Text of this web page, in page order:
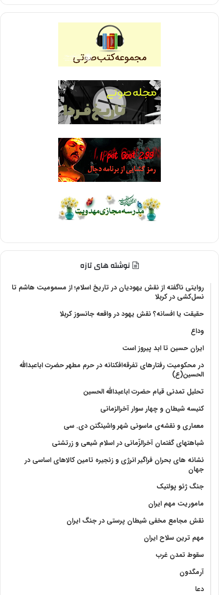
نوشته های تازه
روایتی ناگفته از نقش یهودیان در تاریخ اسلام؛ از مسمومیت هاشم تا
نسل‌کشی در کربلا
حقیقت یا افسانه؟‌ نقش یهود در واقعه جانسوز کربلا
وداع
ایران حسین تا ابد پیروز است
در محکومیت رفتارهای تفرقه‌افکنانه در حرم مطهر حضرت اباعبدالله
الحسین(ع)
تحلیل تمدنی قیام حضرت اباعبدالله الحسین
کنیسه شیطان و چهار سوار آخرالزمانی
معماری و نقشه‌ی ماسونی شهر واشينگتن دی. سی
شباهتهای گفتمان آخر‌الزّمانی در اسلام شیعی و زرتشتی
نشانه های بحران فراگیر انرژی و زنجیره تامین کالاهای اساسی در
جهان
جنگ ژئو پولتیک
ماموریت مهم ایران
نقش مجامع مخفی شیطان پرستی در جنگ ایران
مهم ترین سلاح ایران
سقوط تمدن غرب
آرمگدون
دعا